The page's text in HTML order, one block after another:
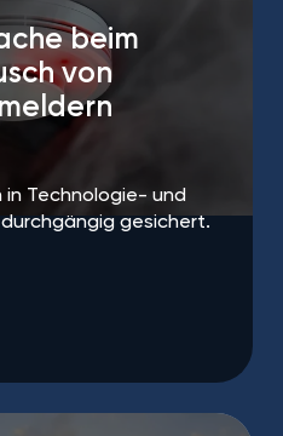
beim
von
Technologie- und
gesichert.